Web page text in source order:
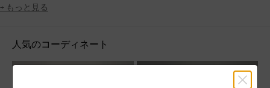
+ もっと見る
人気のコーディネート